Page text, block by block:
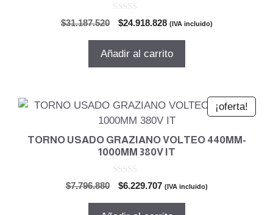
$31.187.520
El
original
$24.918.828El(IVA incluido)
Añadir al carrito
¡oferta!
TORNO USADO GRAZIANO VOLTEO 440MM-
1000MM 380V IT
$7.796.880
El
original
$6.229.707El
actual
(IVA incluido)